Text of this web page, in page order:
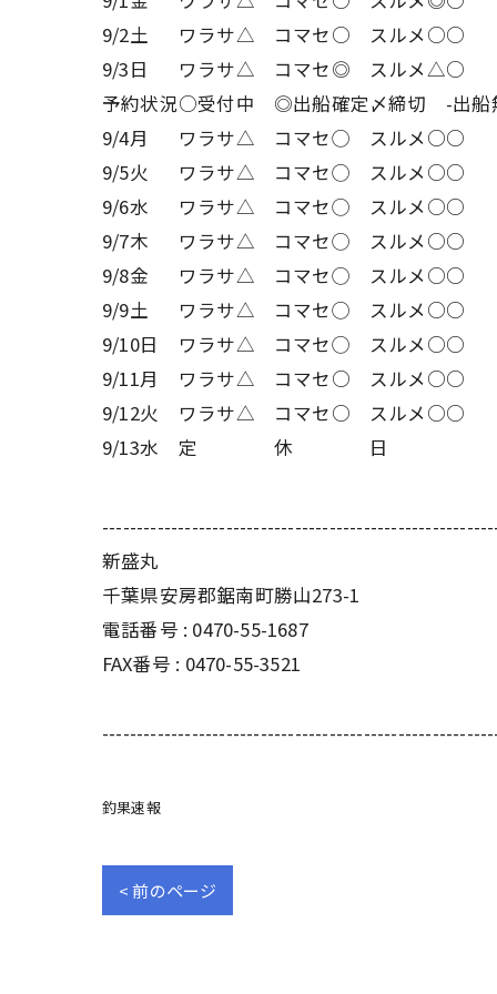
9/2土
ワラサ△ コマセ○ スルメ○○
9/3日
ワラサ△ コマセ◎ スルメ△○
予約状況○受付中 ◎出船確定〆締切 -出船
9/4月
ワラサ△ コマセ◯ スルメ○○
9/5火
ワラサ△ コマセ◯ スルメ○○
9/6水
ワラサ△ コマセ◯ スルメ○○
9/7木
ワラサ△ コマセ◯ スルメ○○
9/8金
ワラサ△ コマセ◯ スルメ○○
9/9土
ワラサ△ コマセ◯ スルメ○○
9/10日
ワラサ△ コマセ◯ スルメ○○
9/11月
ワラサ△ コマセ○ スルメ○○
9/12火
ワラサ△ コマセ○ スルメ○○
9/13水
定 休 日
新盛丸
千葉県安房郡鋸南町勝山273-1
電話番号 : 0470-55-1687
FAX番号 : 0470-55-3521
釣果速報
< 前のページ